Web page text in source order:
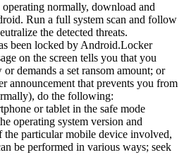
normally, download and
Run a full system scan and follow
the detected threats.
been locked by Android.Locker
on the screen tells you that you
demands a set ransom amount; or
announcement that prevents you from
do the following:
or tablet in the safe mode
operating system version and
the particular mobile device involved,
be performed in various ways; seek